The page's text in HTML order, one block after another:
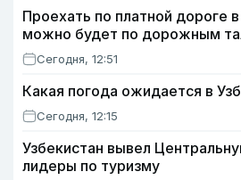
Проехать по платной дороге
можно будет по дорожным
Сегодня, 12:51
Какая погода ожидается в
Сегодня, 12:15
Узбекистан вывел
лидеры по туризму